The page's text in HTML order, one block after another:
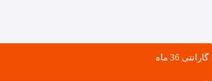
گارانتی ‌36 ماه